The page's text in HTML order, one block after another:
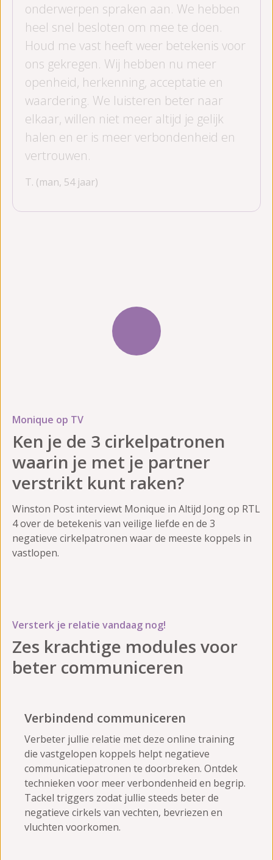
onderwerpen spraken aan. We hebben
heel snel besloten om mee te doen.
Houd me vast heeft weer betekenis voor
ons gekregen. Wij hebben nu meer
openheid, herkenning, acceptatie en
waardering. We luisteren beter naar
elkaar, willen niet meer altijd je gelijk
halen en er is meer verbondenheid en
vertrouwen.
T. (man, 54 jaar)
Monique op TV
Ken je de 3 cirkelpatronen
waarin je met je partner
verstrikt kunt raken?
Winston Post interviewt Monique in Altijd Jong op RTL
4 over de betekenis van veilige liefde en de 3
negatieve cirkelpatronen waar de meeste koppels in
vastlopen.
Versterk je relatie vandaag nog!
Zes krachtige modules voor
beter communiceren
Verbindend communiceren
Verbeter jullie relatie met deze online training
die vastgelopen koppels helpt negatieve
communicatiepatronen te doorbreken. Ontdek
technieken voor meer verbondenheid en begrip.
Tackel triggers zodat jullie steeds beter de
negatieve cirkels van vechten, bevriezen en
vluchten voorkomen.